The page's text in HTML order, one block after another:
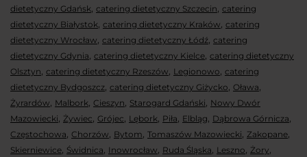
dietetyczny Gdańsk, catering dietetyczny Szczecin, catering
dietetyczny Białystok, catering dietetyczny Kraków, catering
dietetyczny Wrocław, catering dietetyczny Łódź, catering
dietetyczny Gdynia, catering dietetyczny Kielce, catering dietetyczny
Olsztyn, catering dietetyczny Rzeszów, Legionowo, catering
dietetyczny Bydgoszcz, catering dietetyczny Giżycko, Oława,
Żyrardów, Malbork, Cieszyn, Starogard Gdański, Nowy Dwór
Mazowiecki, Żywiec, Grójec, Lębork, Piła, Elbląg, Dąbrowa Górnicza,
Częstochowa, Chorzów, Bytom, Tomaszów Mazowiecki, Zakopane,
Skierniewice, Świdnica, Inowrocław, Ruda Śląska, Leszno, Żory,